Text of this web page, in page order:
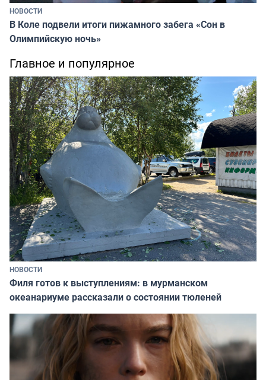
НОВОСТИ
В Коле подвели итоги пижамного забега «Сон в
Олимпийскую ночь»
Главное и популярное
НОВОСТИ
Филя готов к выступлениям: в мурманском
океанариуме рассказали о состоянии тюленей